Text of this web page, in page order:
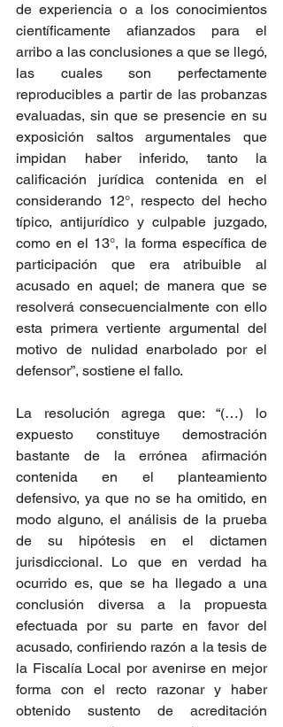
de experiencia o a los conocimientos
científicamente afianzados para el
arribo a las conclusiones a que se llegó,
las cuales son perfectamente
reproducibles a partir de las probanzas
evaluadas, sin que se presencie en su
exposición saltos argumentales que
impidan haber inferido, tanto la
calificación jurídica contenida en el
considerando 12°, respecto del hecho
típico, antijurídico y culpable juzgado,
como en el 13°, la forma específica de
participación que era atribuible al
acusado en aquel; de manera que se
resolverá consecuencialmente con ello
esta primera vertiente argumental del
motivo de nulidad enarbolado por el
defensor”, sostiene el fallo.
La resolución agrega que: “(…) lo
expuesto constituye demostración
bastante de la errónea afirmación
contenida en el planteamiento
defensivo, ya que no se ha omitido, en
modo alguno, el análisis de la prueba
de su hipótesis en el dictamen
jurisdiccional. Lo que en verdad ha
ocurrido es, que se ha llegado a una
conclusión diversa a la propuesta
efectuada por su parte en favor del
acusado, confiriendo razón a la tesis de
la Fiscalía Local por avenirse en mejor
forma con el recto razonar y haber
obtenido sustento de acreditación